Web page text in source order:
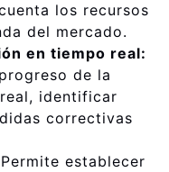
los recursos
del mercado.
en tiempo real:
de la
identificar
correctivas
Permite establecer